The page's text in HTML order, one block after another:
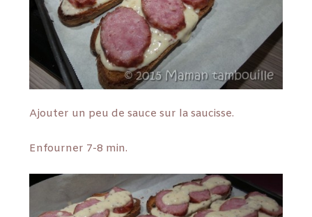
Ajouter un peu de sauce sur la saucisse.
Enfourner 7-8 min.